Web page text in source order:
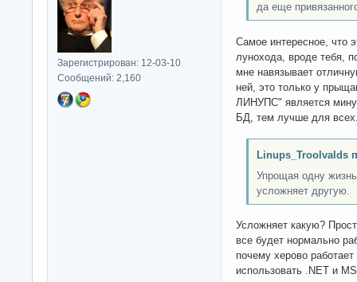
Зарегистрирован: 12-03-10
Сообщений: 2,160
да еще
Самое интересное, что
лунохода, вроде тебя,
мне навязывает
ней, это только у
ЛИНУПС" является
БД, тем лучше для
Linups_Troolvalds
Упрощая одну
усложняет другую.
Усложняет какую?
все будет нормально
почему херово
использовать .NET и